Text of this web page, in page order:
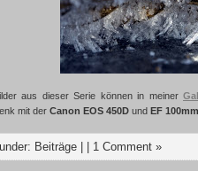
aus dieser Serie können in meiner
mit der Canon EOS 450D und EF
Beiträge 1 Comment »